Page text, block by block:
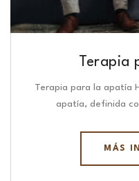
Terapia para la apatía
apatía, definida
MÁS